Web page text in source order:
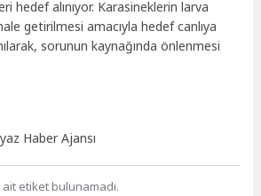
hedef alınıyor. Karasineklerin larva
getirilmesi amacıyla hedef canlıya
sorunun kaynağında önlenmesi
Haber Ajansı
ait etiket bulunamadı.